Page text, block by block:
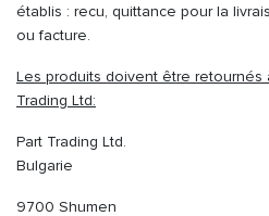
établis : recu, quittance pour la
ou facture.
Les produits doivent être
Trading Ltd:
Part Trading Ltd.
Bulgarie
9700 Shumen